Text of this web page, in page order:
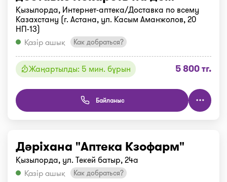
Қызылорда, Интернет-аптека/Доставка по всему
Казахстану (г. Астана, ул. Касым Аманжолов, 20
НП-13)
Қазір ашық
Как добраться?
Жаңартылды: 5 мин. бұрын 5 800 тг.
Байланыс
Дәріхана "Аптека Кзофарм"
Қызылорда, ул. Текей батыр, 24а
Қазір ашық
Как добраться?